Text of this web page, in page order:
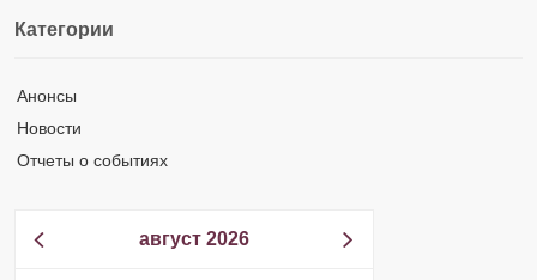
Категории
Анонсы
Новости
Отчеты о событиях
август 2026